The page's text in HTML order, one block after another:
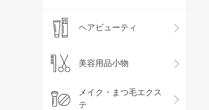
ヘアビューティ
美容用品小物
メイク・まつ毛エクス
テ